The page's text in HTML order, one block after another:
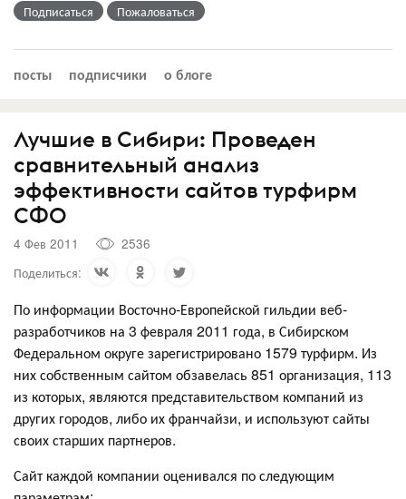
Подписаться Пожаловаться
посты подписчики о блоге
Лучшие в Сибири: Проведен
сравнительный анализ
эффективности сайтов турфирм
СФО
4 Фев 2011
2536
Поделиться:
По информации Восточно-Европейской гильдии веб-
разработчиков на 3 февраля 2011 года, в Сибирском
Федеральном округе зарегистрировано 1579 турфирм. Из
них собственным сайтом обзавелась 851 организация, 113
из которых, являются представительством компаний из
других городов, либо их франчайзи, и используют сайты
своих старших партнеров.
Сайт каждой компании оценивался по следующим